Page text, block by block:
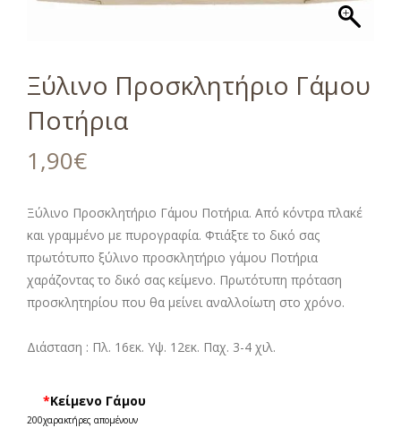
Ξύλινο Προσκλητήριο Γάμου
Ποτήρια
1,90€
Ξύλινο Προσκλητήριο Γάμου Ποτήρια. Από κόντρα πλακέ
και γραμμένο με πυρογραφία. Φτιάξτε το δικό σας
πρωτότυπο ξύλινο προσκλητήριο γάμου Ποτήρια
χαράζοντας το δικό σας κείμενο. Πρωτότυπη πρόταση
προσκλητηρίου που θα μείνει αναλλοίωτη στο χρόνο.
Διάσταση : Πλ. 16εκ. Υψ. 12εκ. Παχ. 3-4 χιλ.
*Κείμενο Γάμου
200χαρακτήρες απομένουν